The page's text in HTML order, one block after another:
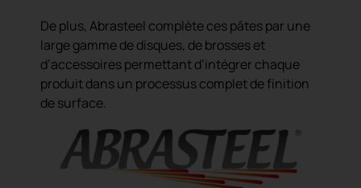
De plus, Abrasteel complète ces pâtes par une
large gamme de disques, de brosses et
d’accessoires permettant d’intégrer chaque
produit dans un processus complet de finition
de surface.